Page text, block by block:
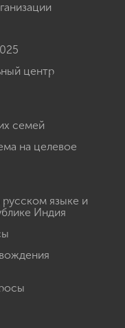
центр
семей
на целевое
языке и
Индия